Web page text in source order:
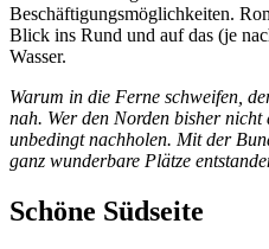
Beschäftigungsmöglichkeiten.
Blick ins Rund und auf das (je
Wasser.
Warum in die Ferne schweifen,
nah. Wer den Norden bisher
unbedingt nachholen. Mit der
ganz wunderbare Plätze
Schöne Südseite